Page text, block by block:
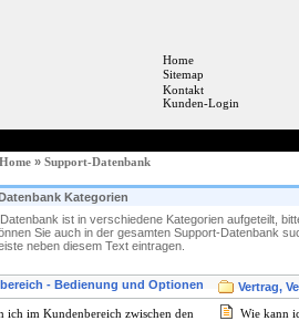
Home
Sitemap
Kontakt
Kunden-Login
» Support-Datenbank
Kategorien
ist in verschiedene Kategorien aufgeteilt,
Sie auch in der gesamten Support-Datenbank
neben diesem Text eintragen.
- Bedienung und Optionen
Vertrag,
ich im Kundenbereich zwischen den
Wie kann